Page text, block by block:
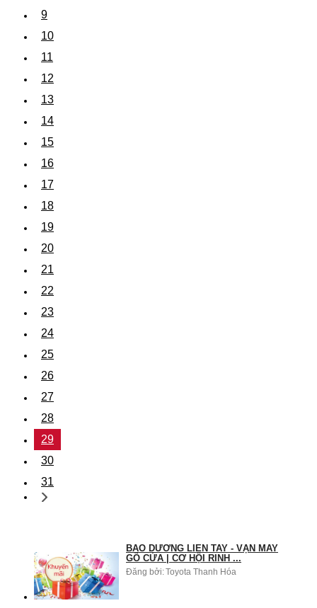
9
10
11
12
13
14
15
16
17
18
19
20
21
22
23
24
25
26
27
28
29
30
31
BẢO DƯỠNG LIỀN TAY - VẬN MAY
GÕ CỬA | CƠ HỘI RINH ...
Đăng bởi:Toyota Thanh Hóa